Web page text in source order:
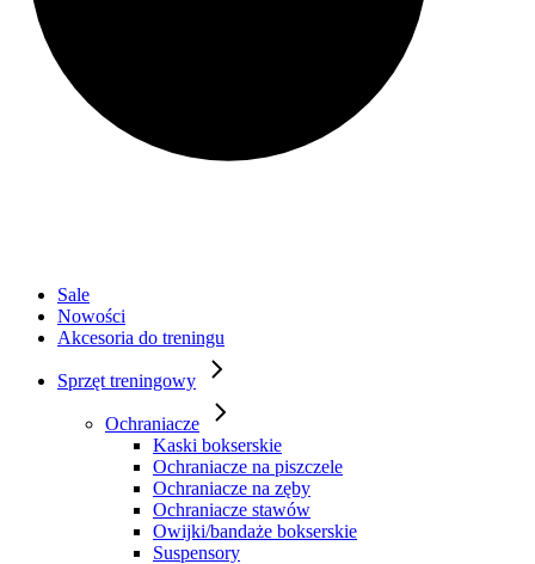
Sale
Nowości
Akcesoria do treningu
Sprzęt treningowy
Ochraniacze
Kaski bokserskie
Ochraniacze na piszczele
Ochraniacze na zęby
Ochraniacze stawów
Owijki/bandaże bokserskie
Suspensory